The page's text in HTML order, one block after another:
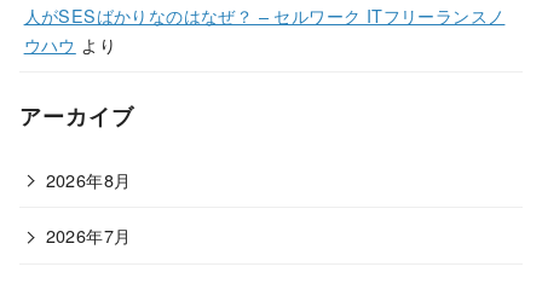
人がSESばかりなのはなぜ？ – セルワーク ITフリーランスノ
ウハウ より
アーカイブ
2026年8月
2026年7月